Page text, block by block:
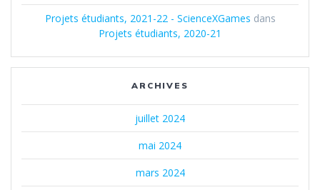
Projets étudiants, 2021-22 - ScienceXGames dans
Projets étudiants, 2020-21
ARCHIVES
juillet 2024
mai 2024
mars 2024